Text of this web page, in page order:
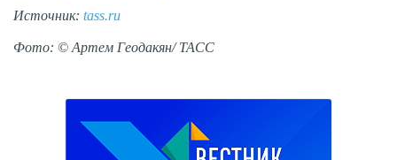
Источник: tass.ru
Фото: © Артем Геодакян/ ТАСС